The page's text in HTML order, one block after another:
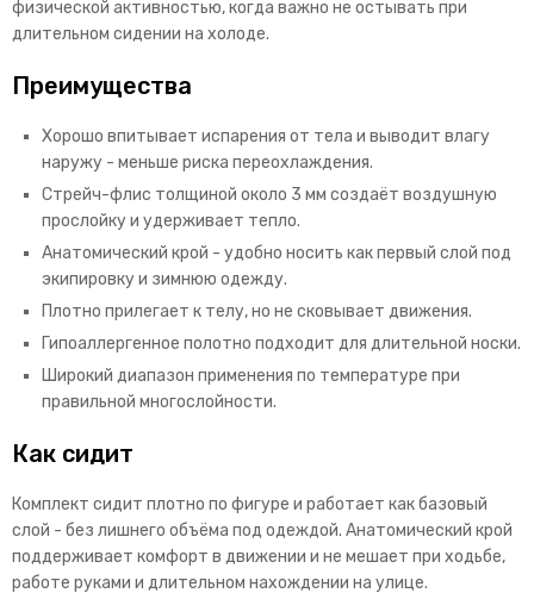
физической активностью, когда важно не остывать при
длительном сидении на холоде.
Преимущества
Хорошо впитывает испарения от тела и выводит влагу
наружу - меньше риска переохлаждения.
Стрейч-флис толщиной около 3 мм создаёт воздушную
прослойку и удерживает тепло.
Анатомический крой - удобно носить как первый слой под
экипировку и зимнюю одежду.
Плотно прилегает к телу, но не сковывает движения.
Гипоаллергенное полотно подходит для длительной носки.
Широкий диапазон применения по температуре при
правильной многослойности.
Как сидит
Комплект сидит плотно по фигуре и работает как базовый
слой - без лишнего объёма под одеждой. Анатомический крой
поддерживает комфорт в движении и не мешает при ходьбе,
работе руками и длительном нахождении на улице.